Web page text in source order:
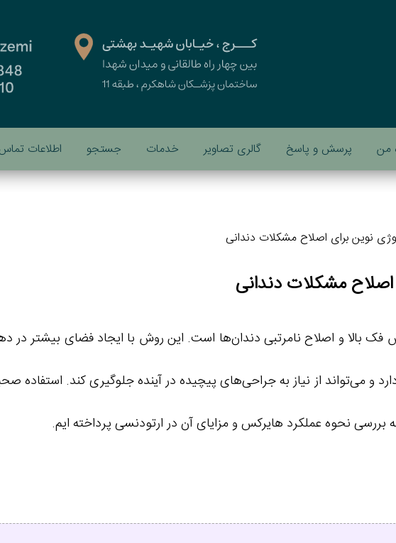
من پرسش و پاسخ گالری تصاویر خدمات جستجو اطلاعات
نوین برای اصلاح مشکلات دندانی
اصلاح مشکلات دندانی
بالا و اصلاح نامرتبی دندان‌ها است. این روش با ایجاد فضای بیشتر در
می‌تواند از نیاز به جراحی‌های پیچیده در آینده جلوگیری کند. استفاده
بررسی نحوه عملکرد هایرکس و مزایای آن در ارتودنسی پرداخته‌ ایم.